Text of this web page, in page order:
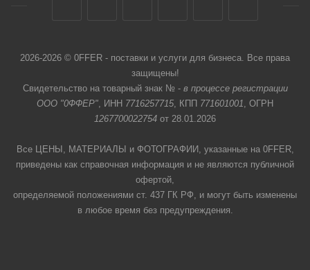
2026-2026 © 0FFER - поставки и услуги для бизнеса. Все права
защищены!
Свидетельство на товарный знак № - в процессе регистрации
ООО "0ФФЕР", ИНН 7716257715, КПП 771601001, ОГРН
1267700022754 от 28.01.2026
Все ЦЕНЫ, МАТЕРИАЛЫ и ФОТОГРАФИИ, указанные на 0FFER,
приведены как справочная информация и не являются публичной
офертой,
определяемой положениями ст. 437 ГК РФ, и могут быть изменены
в любое время без предупреждения.